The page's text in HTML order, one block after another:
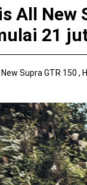
Neo 155 di lelang
Grand Prix
Prix Digelar,
Beat 2025,
Tangguh dan
resmi dirilis untuk
All New
21
New Supra GTR 150 ,